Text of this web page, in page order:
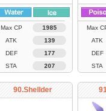
Max CP
1985
ATK
139
DEF
177
STA
207
Max
ATK
DEF
STA
90.Shellder